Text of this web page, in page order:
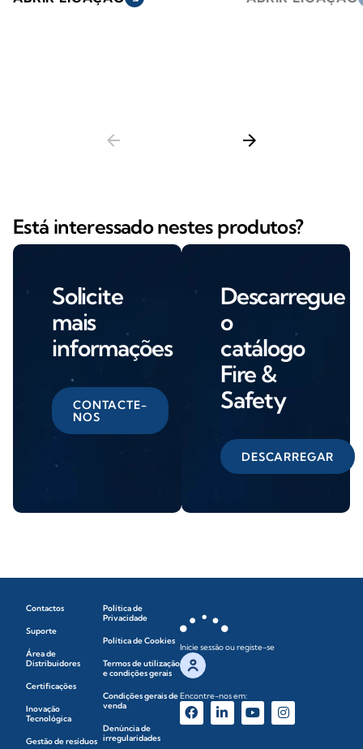
arrow_back arrow_forward
Está interessado nestes produtos?
Solicite
mais
informações
CONTACTE-
NOS
Descarregue
o
catálogo
Fire &
Safety
DESCARREGAR
Contactos
Suporte
Área de
Distribuidores
Certificações
Inovação
Tecnológica
Gestão de resíduos
Política de
Privacidade
Política de Cookies
Termos de utilização
e condições gerais
Condições gerais de
venda
Denúncia de
irregularidades
Inicie sessão ou registe-se
Encontre-nos em: